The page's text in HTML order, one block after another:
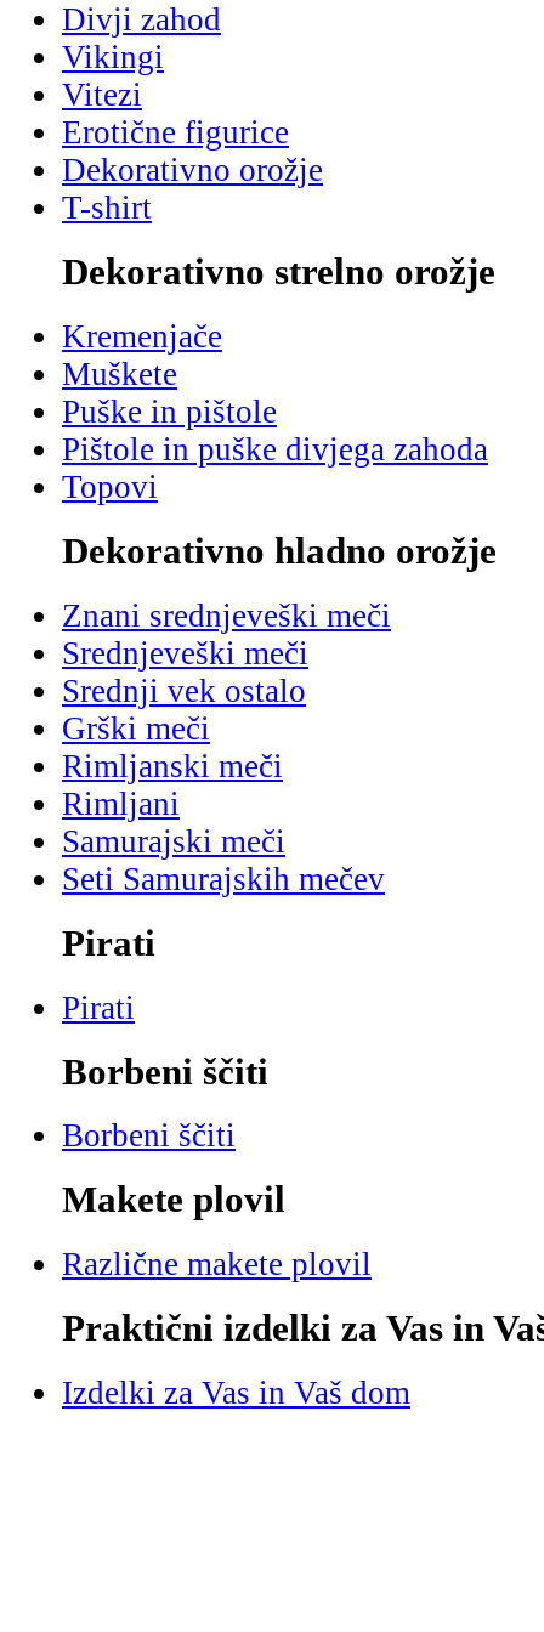
Divji zahod
Vikingi
Vitezi
Erotične figurice
Dekorativno orožje
T-shirt
Dekorativno strelno orožje
Kremenjače
Muškete
Puške in pištole
Pištole in puške divjega zahoda
Topovi
Dekorativno hladno orožje
Znani srednjeveški meči
Srednjeveški meči
Srednji vek ostalo
Grški meči
Rimljanski meči
Rimljani
Samurajski meči
Seti Samurajskih mečev
Pirati
Pirati
Borbeni ščiti
Borbeni ščiti
Makete plovil
Različne makete plovil
Praktični izdelki za Vas in
Izdelki za Vas in Vaš dom